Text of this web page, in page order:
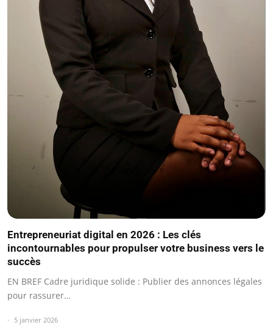
Entrepreneuriat digital en 2026 : Les clés
incontournables pour propulser votre business vers le
succès
EN BREF Cadre juridique solide : Publier des annonces légales
pour rassurer…
5 janvier 2026